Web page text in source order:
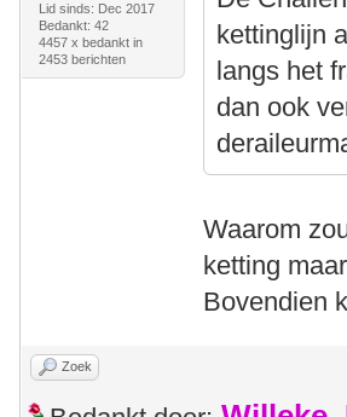
Lid sinds: Dec 2017
Bedankt: 42
4457 x bedankt in
2453 berichten
kettinglijn
langs het
dan ook
Waarom
ketting
Bovendien
Zoek